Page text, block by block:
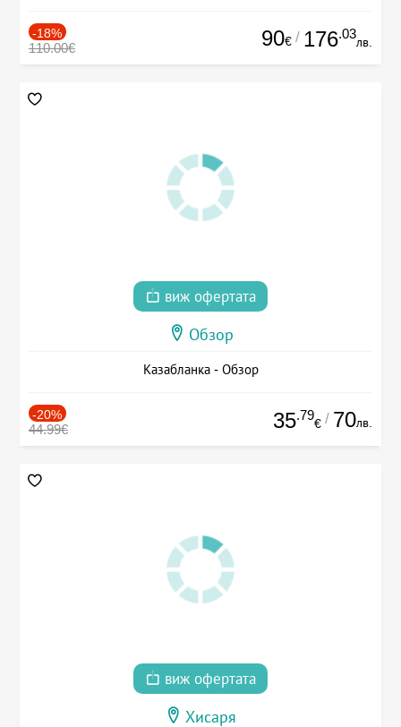
-18%
110.00€ 90€ / 176.03
лв.
виж офертата
Обзор
Казабланка - Обзор
-20%
44.99€ 35.79
€ / 70лв.
виж офертата
Хисаря